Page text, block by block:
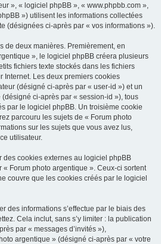
», « logiciel phpBB », « www.phpbb.com »,
») utilisent les informations collectées
(désignées ci-après par « vos informations »).
de deux manières. Premièrement, en
», le logiciel phpBB créera plusieurs
fichiers texte stockés dans les fichiers
Internet. Les deux premiers cookies
(désigné ci-après par « user-id ») et un
ci-après par « session-id »), tous
par le logiciel phpBB. Un troisième cookie
parcouru les sujets de « Forum photo
sur les sujets que vous avez lus,
utilisateur.
des cookies externes au logiciel phpBB
Forum photo argentique ». Ceux-ci sortent
couvre que les cookies créés par le logiciel
des informations s’effectue par le biais des
Cela inclut, sans s’y limiter : la publication
par « messages d’invités »),
argentique » (désigné ci-après par « votre